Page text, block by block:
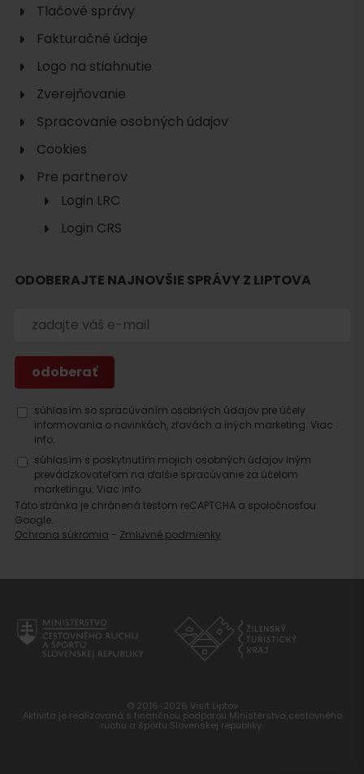
Hľadať
ubytovanie
Tlačové správy
Fakturačné údaje
Logo na stiahnutie
Zverejňovanie
Spracovanie osobných údajov
Cookies
Pre partnerov
Login LRC
Login CRS
ODOBERAJTE NAJNOVŠIE SPRÁVY Z LIPTOVA
súhlasím so spracúvaním osobných údajov pre účely
informovania o novinkách, zľavách a iných marketing. Viac
info.
súhlasím s poskytnutím mojich osobných údajov iným
prevádzkovateľom na ďalšie spracúvanie za účelom
marketingu. Viac info.
Táto stránka je chránená testom reCAPTCHA a spoločnosťou
Google.
Ochrana súkromia - Zmluvné podmienky
© 2016-2026 Visit Liptov
Aktivita je realizovaná s finančnou podporou Ministerstva cestovného
ruchu a športu Slovenskej republiky.